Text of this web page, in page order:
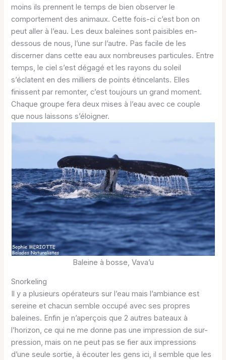
moins ils prennent le temps de bien observer le
comportement des animaux. Cette fois-ci c’est bon on
peut aller à l’eau. Les deux baleines sont paisibles en-
dessous de nous, l’une sur l’autre. Pas facile de les
discerner dans cette eau aux nombreuses particules. Entre
temps, le ciel s’est dégagé et les rayons du soleil
s’éclatent en des milliers de points étincelants. Elles
finissent par remonter, c’est toujours un grand moment.
Chaque groupe fera deux mises à l’eau avec ce couple
que nous laissons s’éloigner.
Baleine à bosse, Vava’u
Snorkeling
Il y a plusieurs opérateurs sur l’eau mais l’ambiance est
sereine et chacun semble occupé avec ses propres
baleines. Enfin je n’aperçois que 2 autres bateaux à
l’horizon, ce qui ne me donne pas une impression de sur-
pression, mais on ne peut pas se fier aux impressions
d’une seule sortie, à écouter les gens ici, il semble que les